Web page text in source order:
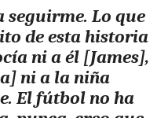
seguirme. Lo que
de esta historia
ni a él [James],
ni a la niña
El fútbol no ha